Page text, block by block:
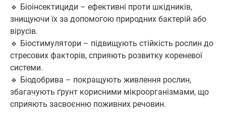
🔹 Біоінсектициди – ефективні проти шкідників,
знищуючи їх за допомогою природних бактерій або
вірусів.
🔹 Біостимулятори – підвищують стійкість рослин до
стресових факторів, сприяють розвитку кореневої
системи.
🔹 Біодобрива – покращують живлення рослин,
збагачують ґрунт корисними мікроорганізмами, що
сприяють засвоєнню поживних речовин.